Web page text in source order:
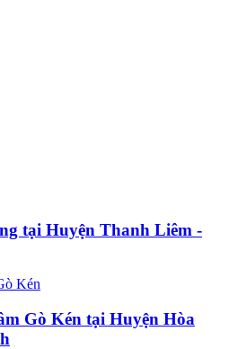
tại Huyện Thanh Liêm -
Gò Kén tại Huyện Hòa